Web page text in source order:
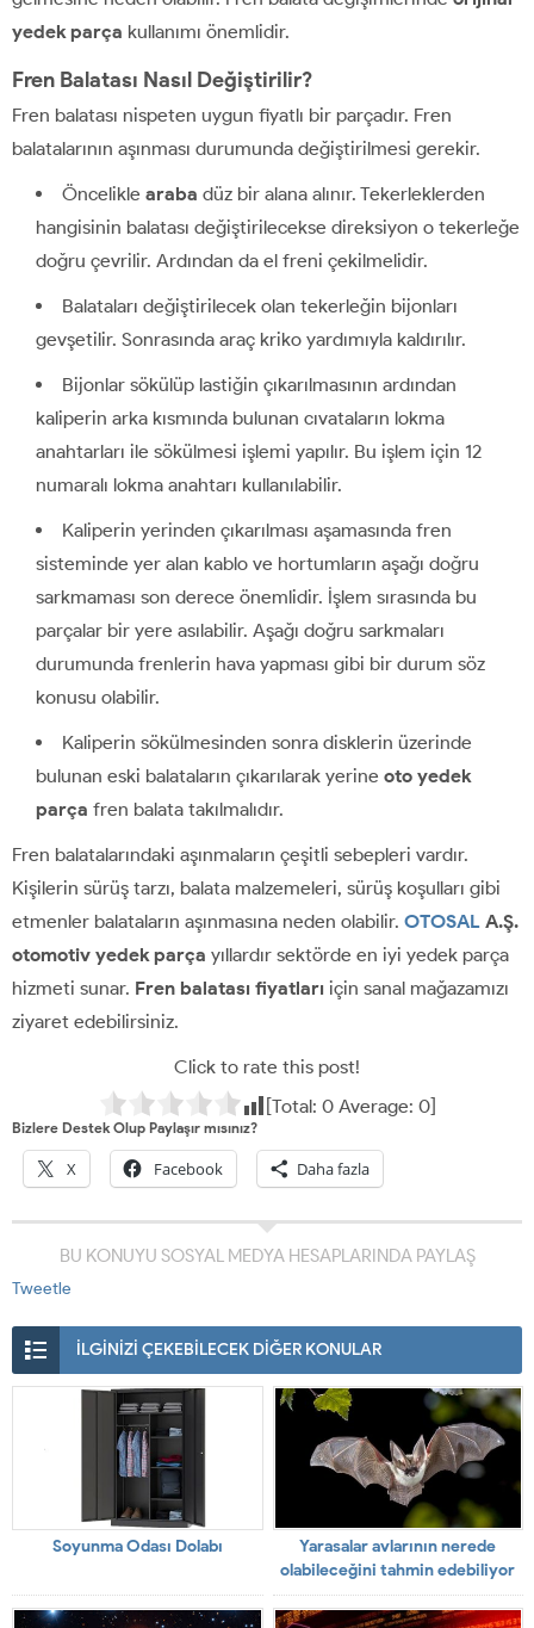
yedek parça kullanımı önemlidir.
Fren Balatası Nasıl Değiştirilir?
Fren balatası nispeten uygun fiyatlı bir parçadır. Fren
balatalarının aşınması durumunda değiştirilmesi gerekir.
Öncelikle araba düz bir alana alınır. Tekerleklerden
hangisinin balatası değiştirilecekse direksiyon o tekerleğe
doğru çevrilir. Ardından da el freni çekilmelidir.
Balataları değiştirilecek olan tekerleğin bijonları
gevşetilir. Sonrasında araç kriko yardımıyla kaldırılır.
Bijonlar sökülüp lastiğin çıkarılmasının ardından
kaliperin arka kısmında bulunan cıvataların lokma
anahtarları ile sökülmesi işlemi yapılır. Bu işlem için 12
numaralı lokma anahtarı kullanılabilir.
Kaliperin yerinden çıkarılması aşamasında fren
sisteminde yer alan kablo ve hortumların aşağı doğru
sarkmaması son derece önemlidir. İşlem sırasında bu
parçalar bir yere asılabilir. Aşağı doğru sarkmaları
durumunda frenlerin hava yapması gibi bir durum söz
konusu olabilir.
Kaliperin sökülmesinden sonra disklerin üzerinde
bulunan eski balataların çıkarılarak yerine oto yedek
parça fren balata takılmalıdır.
Fren balatalarındaki aşınmaların çeşitli sebepleri vardır.
Kişilerin sürüş tarzı, balata malzemeleri, sürüş koşulları gibi
etmenler balataların aşınmasına neden olabilir. OTOSAL A.Ş.
otomotiv yedek parça yıllardır sektörde en iyi yedek parça
hizmeti sunar. Fren balatası fiyatları için sanal mağazamızı
ziyaret edebilirsiniz.
Click to rate this post!
[Total: 0Average: 0]
Bizlere Destek Olup Paylaşır mısınız?
X Facebook Daha fazla
BU KONUYU SOSYAL MEDYA HESAPLARINDA PAYLAŞ
Tweetle
İLGİNİZİ ÇEKEBİLECEK DİĞER KONULAR
Soyunma Odası Dolabı
Yarasalar avlarının nerede
olabileceğini tahmin edebiliyor